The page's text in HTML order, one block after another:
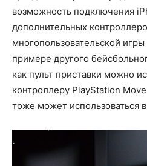
возможность подключения
дополнительных
многопользовательской
примере другого
как пульт приставки можно
контроллеру PlayStation
тоже может использоваться